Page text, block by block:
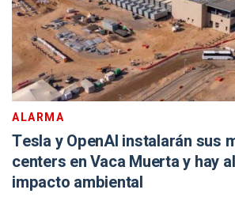
ALARMA
Tesla y OpenAI instalarán sus
centers en Vaca Muerta y hay
impacto ambiental